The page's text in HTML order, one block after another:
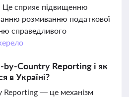
Це сприяє підвищенню
розмиванню податкової
справедливого
Country Reporting і як
в Україні?
— це механізм